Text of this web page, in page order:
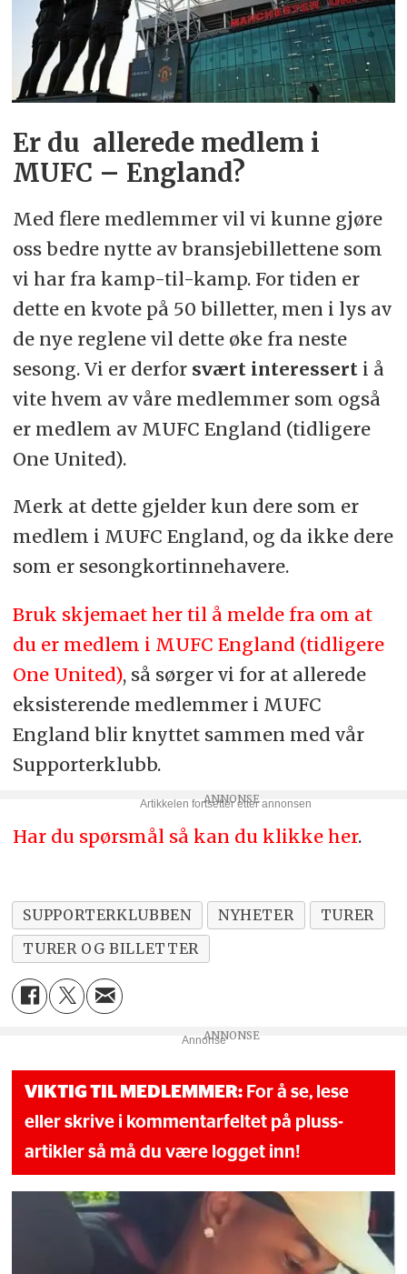
Er du allerede medlem i
MUFC – England?
Med flere medlemmer vil vi kunne gjøre
oss bedre nytte av bransjebillettene som
vi har fra kamp-til-kamp. For tiden er
dette en kvote på 50 billetter, men i lys av
de nye reglene vil dette øke fra neste
sesong. Vi er derfor svært interesserti å
vite hvem av våre medlemmer som også
er medlem av MUFC England (tidligere
One United).
Merk at dette gjelder kun dere som er
medlem i MUFC England, og da ikke dere
som er sesongkortinnehavere.
Bruk skjemaet her til å melde fra om at
du er medlem i MUFC England (tidligere
One United), så sørger vi for at allerede
eksisterende medlemmer i MUFC
England blir knyttet sammen med vår
Supporterklubb.
Har du spørsmål så kan du klikke her.
SUPPORTERKLUBBEN NYHETER
TURER
TURER OG BILLETTER
Annonse
VIKTIG TIL MEDLEMMER: For å se, lese
eller skrive i kommentarfeltet på pluss-
artikler så må du være logget inn!